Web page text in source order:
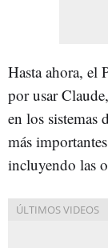
Hasta ahora, el
por usar
en los sistemas
más
incluyendo las